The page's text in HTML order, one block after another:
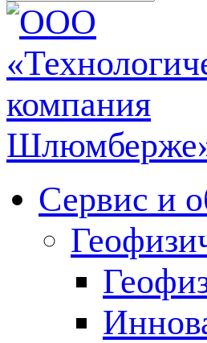
Сервис и